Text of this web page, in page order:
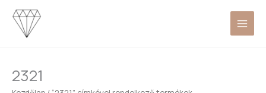
Skip
content
2321